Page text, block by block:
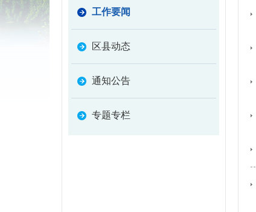
工作要闻
区县动态
通知公告
专题专栏